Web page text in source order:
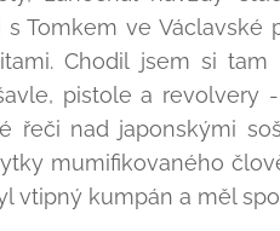
Tomkem ve Václavské
Chodil jsem si
pistole a revolvery
řeči nad japonskými
mumifikovaného
vtipný kumpán a měl